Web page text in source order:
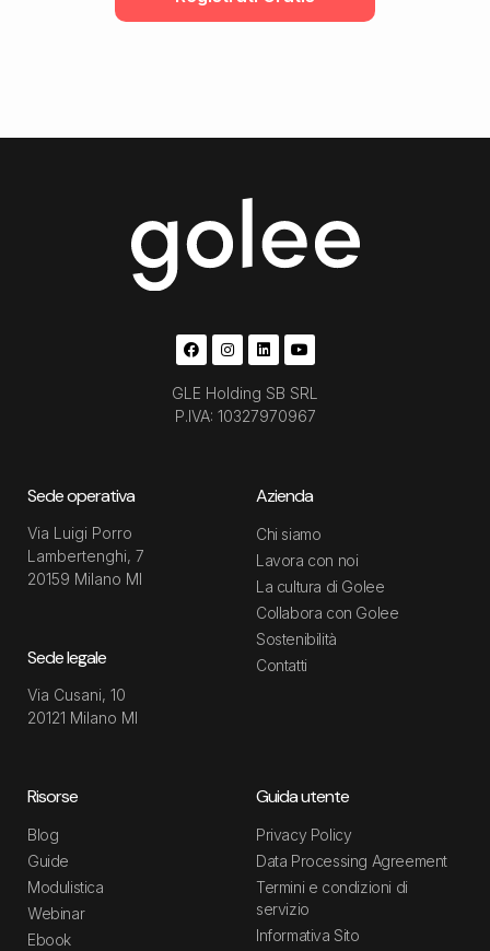
GLE Holding SB SRL
P.IVA: 10327970967
Sede operativa
Via Luigi Porro
Lambertenghi, 7
20159 Milano MI
Sede legale
Via Cusani, 10
20121 Milano MI
Azienda
Chi siamo
Lavora con noi
La cultura di Golee
Collabora con Golee
Sostenibilità
Contatti
Risorse
Blog
Guide
Modulistica
Webinar
Ebook
Guida utente
Privacy Policy
Data Processing Agreement
Termini e condizioni di
servizio
Informativa Sito